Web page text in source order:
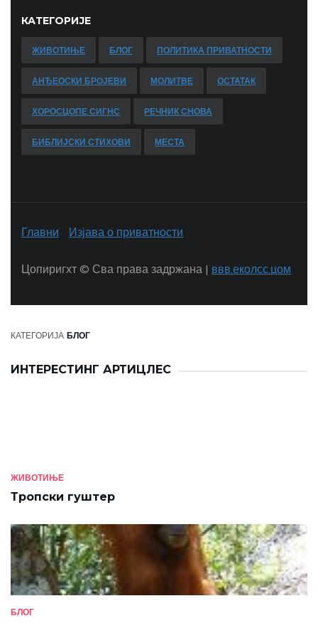
КАТЕГОРИЈЕ
ЖИВОТИЊЕ БЛОГ ПОЛИТИКА ПРИВАТНОСТИ
АНЂЕОСКИ БРОЈЕВИ МОЛИТВЕ ОСТАТАК
ХОРОСЦОПЕ СИГНС РЕЧНИК СНОВА
БИБЛИЈСКИ СТИХОВИ МЕСТА
Главни Изјава о приватности
Цопиригхт © Сва права задржана | ввв.еколсс.цом
КАТЕГОРИЈА БЛОГ
ИНТЕРЕСТИНГ АРТИЦЛЕС
ЖИВОТИЊЕ
Тропски гуштер
БЛОГ